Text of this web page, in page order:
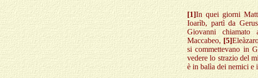
[1]In quei giorni
Ioarìb, partì da
Giovanni chiamato
Maccabeo, [5]
si commettevano in
vedere lo strazio del
è in balìa dei nemici e